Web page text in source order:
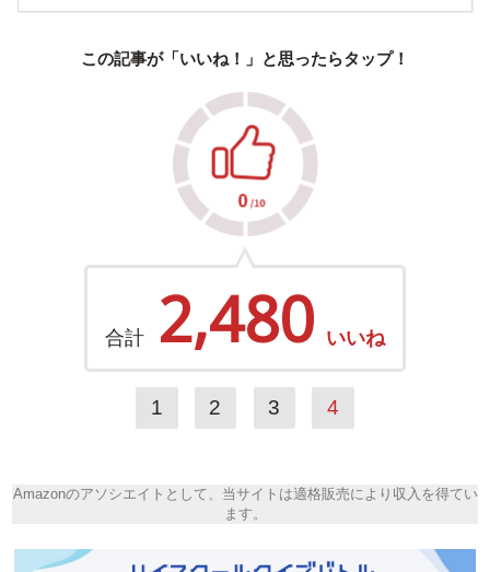
この記事が「いいね！」と思ったらタップ！
合計 2,480 いいね
1 2 3 4
Amazonのアソシエイトとして、当サイトは適格販売により収入を得てい
ます。